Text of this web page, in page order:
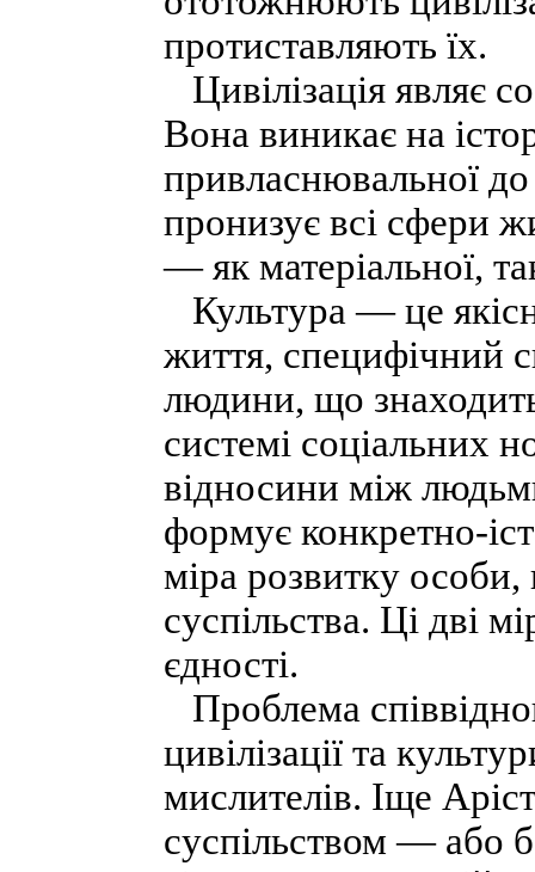
протиставляють їх.
Цивілізація являє
Вона виникає на
привласнювальної
пронизує всі сфери
— як матеріальної,
Культура — це
життя, специфічний
людини, що знаходить
системі соціальних
відносини між
формує конкретно-
міра розвитку особи,
суспільства. Ці дві
єдності.
Проблема
цивілізації та
мислителів. Іще
суспільством — або